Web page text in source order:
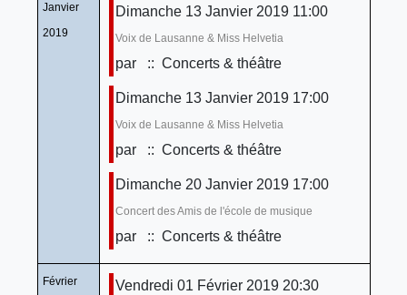
Janvier
2019
Dimanche 13 Janvier 2019 11:00
Voix de Lausanne & Miss Helvetia
par :: Concerts & théâtre
Dimanche 13 Janvier 2019 17:00
Voix de Lausanne & Miss Helvetia
par :: Concerts & théâtre
Dimanche 20 Janvier 2019 17:00
Concert des Amis de l'école de musique
par :: Concerts & théâtre
Février
Vendredi 01 Février 2019 20:30